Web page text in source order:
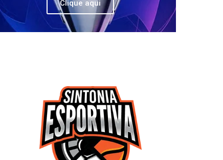
Clique aqui